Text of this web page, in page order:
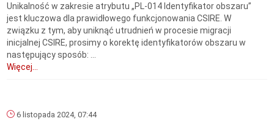
Unikalność w zakresie atrybutu „PL-014 Identyfikator obszaru”
jest kluczowa dla prawidłowego funkcjonowania CSIRE. W
związku z tym, aby uniknąć utrudnień w procesie migracji
inicjalnej CSIRE, prosimy o korektę identyfikatorów obszaru w
następujący sposób: ...
Więcej...
6 listopada 2024, 07:44